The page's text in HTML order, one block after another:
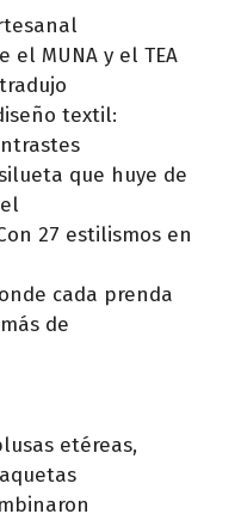
MUNA y el TEA
textil:
que huye de
27 estilismos en
cada prenda
de
etéreas,